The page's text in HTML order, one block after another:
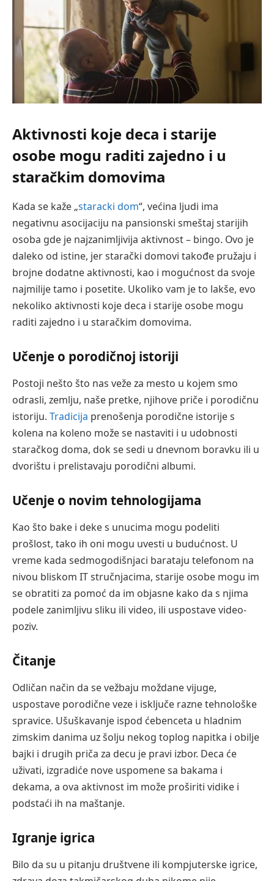
Aktivnosti koje deca i starije
osobe mogu raditi zajedno i u
staračkim domovima
Kada se kaže „staracki dom“, većina ljudi ima
negativnu asocijaciju na pansionski smeštaj starijih
osoba gde je najzanimljivija aktivnost – bingo. Ovo je
daleko od istine, jer starački domovi takođe pružaju i
brojne dodatne aktivnosti, kao i mogućnost da svoje
najmilije tamo i posetite. Ukoliko vam je to lakše, evo
nekoliko aktivnosti koje deca i starije osobe mogu
raditi zajedno i u staračkim domovima.
Učenje o porodičnoj istoriji
Postoji nešto što nas veže za mesto u kojem smo
odrasli, zemlju, naše pretke, njihove priče i porodičnu
istoriju. Tradicija prenošenja porodične istorije s
kolena na koleno može se nastaviti i u udobnosti
staračkog doma, dok se sedi u dnevnom boravku ili u
dvorištu i prelistavaju porodični albumi.
Učenje o novim tehnologijama
Kao što bake i deke s unucima mogu podeliti
prošlost, tako ih oni mogu uvesti u budućnost. U
vreme kada sedmogodišnjaci barataju telefonom na
nivou bliskom IT stručnjacima, starije osobe mogu im
se obratiti za pomoć da im objasne kako da s njima
podele zanimljivu sliku ili video, ili uspostave video-
poziv.
Čitanje
Odličan način da se vežbaju moždane vijuge,
uspostave porodične veze i isključe razne tehnološke
spravice. Ušuškavanje ispod ćebenceta u hladnim
zimskim danima uz šolju nekog toplog napitka i obilje
bajki i drugih priča za decu je pravi izbor. Deca će
uživati, izgradiće nove uspomene sa bakama i
dekama, a ova aktivnost im može proširiti vidike i
podstaći ih na maštanje.
Igranje igrica
Bilo da su u pitanju društvene ili kompjuterske igrice,